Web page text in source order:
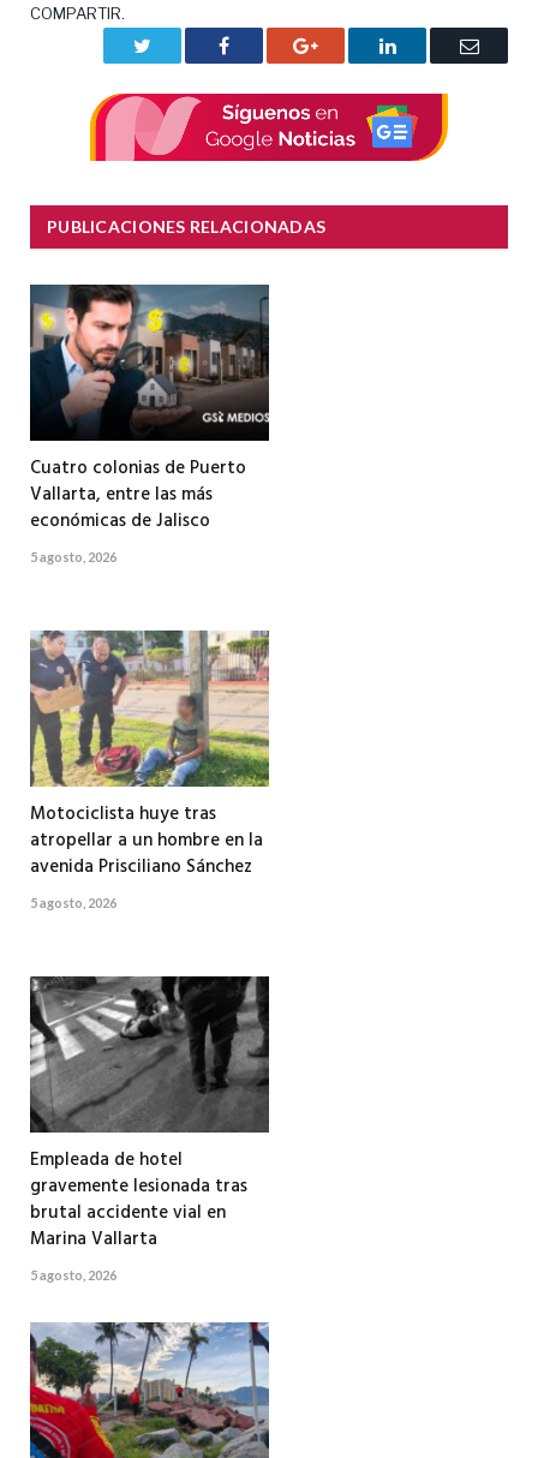
COMPARTIR.
Facebook Google+ LinkedIn
Correo
PUBLICACIONES RELACIONADAS
Cuatro colonias de Puerto
Vallarta, entre las más
económicas de Jalisco
5 agosto, 2026
Motociclista huye tras
atropellar a un hombre en la
avenida Prisciliano Sánchez
5 agosto, 2026
Empleada de hotel
gravemente lesionada tras
brutal accidente vial en
Marina Vallarta
5 agosto, 2026